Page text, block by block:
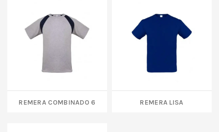
REMERA COMBINADO 6 REMERA LISA